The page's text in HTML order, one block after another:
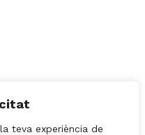
teva experiència de